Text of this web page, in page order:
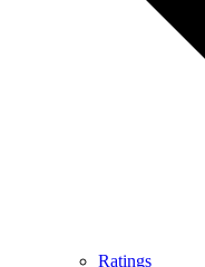
Ratings